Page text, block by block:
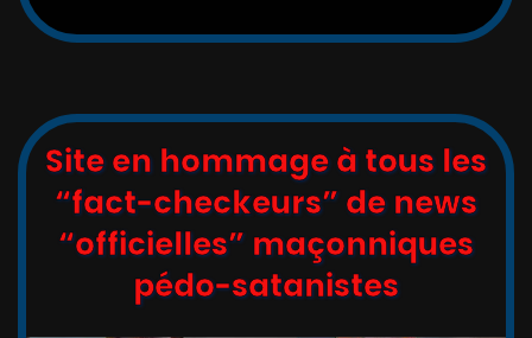
Site en hommage à tous les
“fact-checkeurs” de news
“officielles” maçonniques
pédo-satanistes